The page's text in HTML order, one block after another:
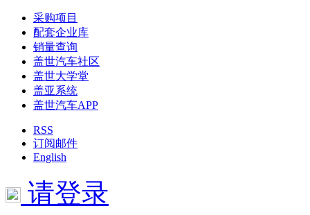
采购项目
配套企业库
销量查询
盖世汽车社区
盖世大学堂
盖亚系统
盖世汽车APP
RSS
订阅邮件
English
请登录